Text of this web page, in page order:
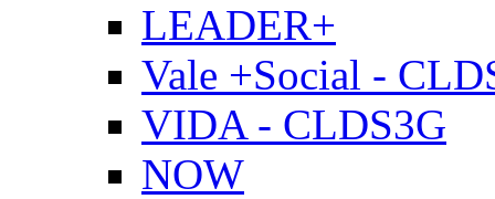
LEADER+
Vale +Social -
VIDA - CLDS3G
NOW